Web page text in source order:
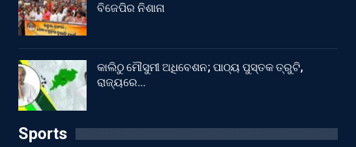
ବିଜେପିର ନିଶାନା
କାଲିଠୁ ମୌସୁମୀ ଅଧିବେଶନ; ପାଠ୍ୟ ପୁସ୍ତକ ତ୍ରୁଟି,
ରାଜ୍ୟରେ…
Sports